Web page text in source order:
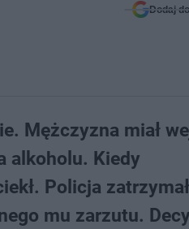
Dodaj
Mężczyzna miał
alkoholu. Kiedy
Policja
mu zarzutu.